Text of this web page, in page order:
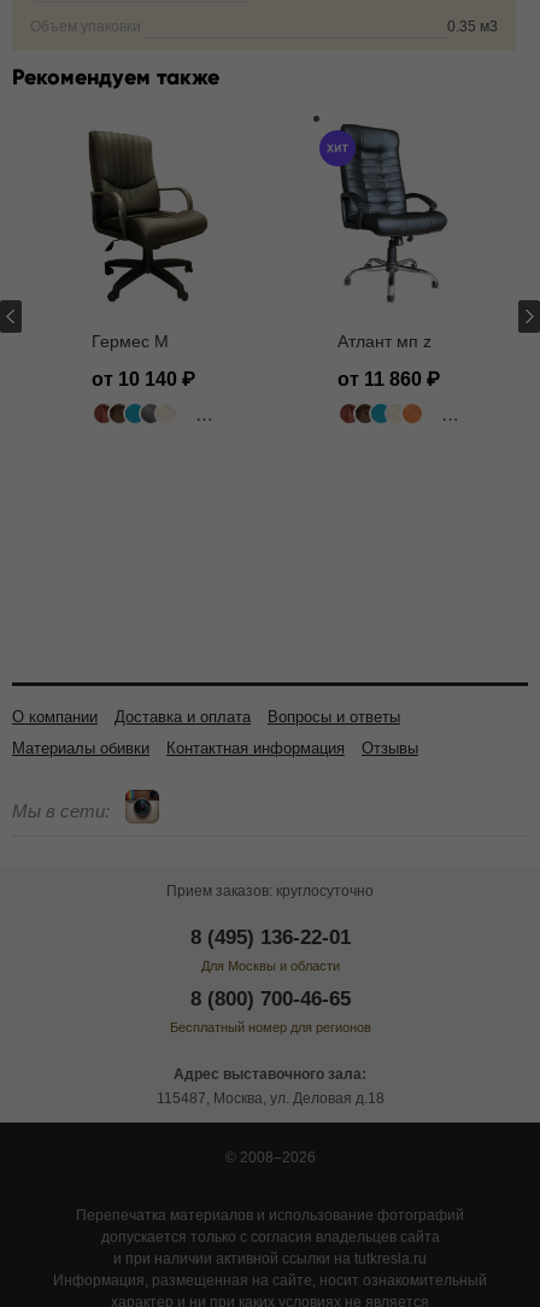
Объем упаковки 0.35 м3
Рекомендуем также
Гермес M
от 10 140
502 цвета
Атлант мп z
от 11 860
502 цвета
О компании Доставка и оплата
Вопросы и ответы
Материалы обивки
Контактная информация Отзывы
Мы в сети:
Прием заказов: круглосуточно
8 (495) 136-22-01
Для Москвы и области
8 (800) 700-46-65
Бесплатный номер для регионов
Адрес выставочного зала:
115487, Москва, ул. Деловая д.18
© 2008–2026
Перепечатка материалов и использование фотографий
допускается только с согласия владельцев сайта
и при наличии активной ссылки на tutkresla.ru
Информация, размещенная на сайте, носит ознакомительный
характер и ни при каких условиях не является